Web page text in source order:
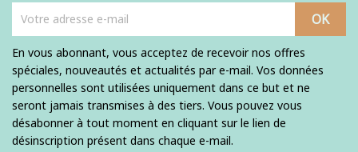
En vous abonnant, vous acceptez de recevoir nos offres
spéciales, nouveautés et actualités par e-mail. Vos données
personnelles sont utilisées uniquement dans ce but et ne
seront jamais transmises à des tiers. Vous pouvez vous
désabonner à tout moment en cliquant sur le lien de
désinscription présent dans chaque e-mail.